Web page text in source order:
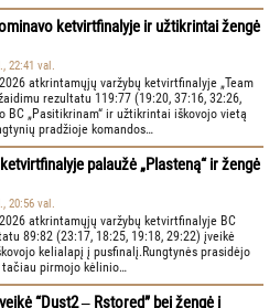
ketvirtfinalyje ir užtikrintai žengė
22:41 val.
atkrintamųjų varžybų ketvirtfinalyje „Team
rezultatu 119:77 (19:20, 37:16, 32:26,
BC „Pasitikrinam“ ir užtikrintai iškovojo vietą
pradžioje komandos…
ketvirtfinalyje palaužė „Plasteną“ ir žengė
20:56 val.
atkrintamųjų varžybų ketvirtfinalyje BC
89:82 (23:17, 18:25, 19:18, 29:22) įveikė
kelialapį į pusfinalį.Rungtynės prasidėjo
tačiau pirmojo kėlinio…
“Dust2 ‒ Rstored” bei žengė į